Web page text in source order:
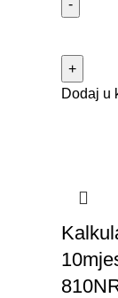
Dodaj u